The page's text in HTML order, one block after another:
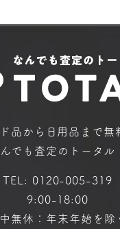
品から日用品まで無
んでも査定のトータル
TEL: 0120-005-319
9:00-18:00
中無休：年末年始を除